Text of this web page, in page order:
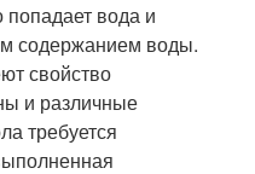
попадает вода и
содержанием воды.
свойство
и различные
требуется